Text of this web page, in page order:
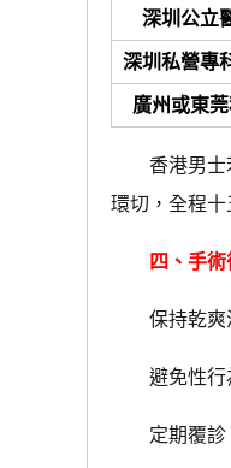
深圳公立
深圳私營專
廣州或東
香港男士若
環切，全程十
四、手
保持乾爽清
避免性行為
定期覆診：